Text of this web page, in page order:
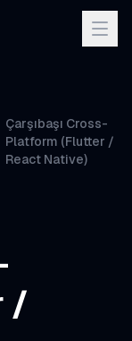
Çarşıbaşı Cross-
Platform (Flutter /
React Native)
/